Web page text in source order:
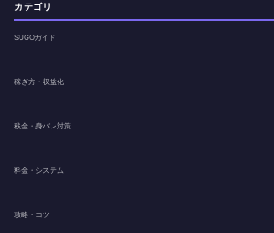
カテゴリ
SUGOガイド
稼ぎ方・収益化
税金・身バレ対策
料金・システム
攻略・コツ